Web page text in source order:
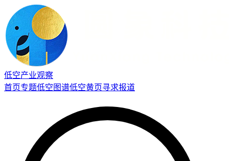
低空产业观察
首页专题低空图谱低空黄页寻求报道